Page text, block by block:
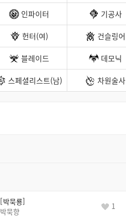
인파이터 기공사
헌터(여) 건슬링어
블레이드 데모닉
스페셜리스트(남) 차원술사
박묵룡
박묵향
1